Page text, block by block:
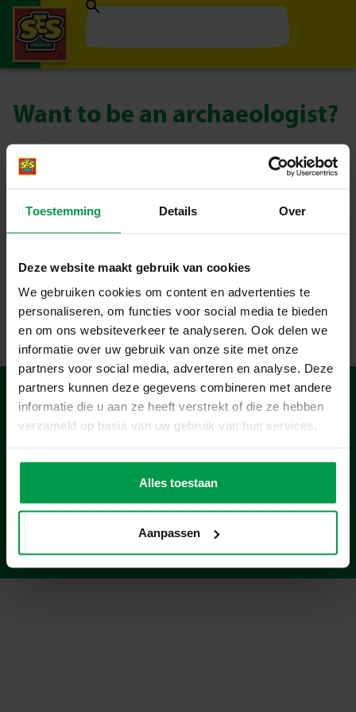
Toestemming Details Over
Deze website maakt gebruik van cookies
We gebruiken cookies om content en advertenties te
personaliseren, om functies voor social media te bieden
en om ons websiteverkeer te analyseren. Ook delen we
informatie over uw gebruik van onze site met onze
partners voor social media, adverteren en analyse. Deze
partners kunnen deze gegevens combineren met andere
informatie die u aan ze heeft verstrekt of die ze hebben
verzameld op basis van uw gebruik van hun services.
Alles toestaan
Aanpassen
Want to be an archaeologist?
Perhaps you want to be an archaeologist when you grow up
and make amazing discoveries in old caves, finding treasures
things. Make your own fossils with the Glowing fossils set!
Products
Age
About
© 2026 SES Creative | Website byDigitalGuys